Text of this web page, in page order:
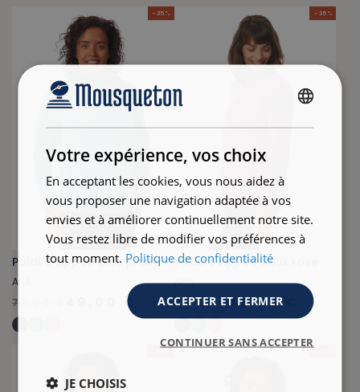
- 35 %
Polaire zippée bleu provençal
ANA
75,00 €
49,00 €
- 35 %
Polaire zippée vieux rose
ANA
75,00 €49,00 €
Votre expérience, vos choix
En acceptant les cookies, vous nous aidez à
vous proposer une navigation adaptée à vos
envies et à améliorer continuellement notre site.
Vous restez libre de modifier vos préférences à
tout moment. Politique de confidentialité
ACCEPTER ET FERMER
CONTINUER SANS ACCEPTER
JE CHOISIS